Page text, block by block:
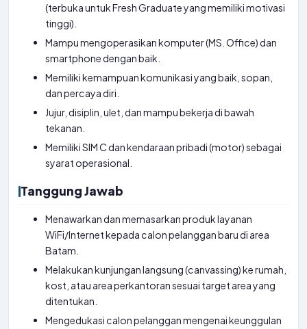
(terbuka untuk Fresh Graduate yang memiliki motivasi
tinggi).
Mampu mengoperasikan komputer (MS. Office) dan
smartphone dengan baik.
Memiliki kemampuan komunikasi yang baik, sopan,
dan percaya diri.
Jujur, disiplin, ulet, dan mampu bekerja di bawah
tekanan.
Memiliki SIM C dan kendaraan pribadi (motor) sebagai
syarat operasional.
Tanggung Jawab
Menawarkan dan memasarkan produk layanan
WiFi/Internet kepada calon pelanggan baru di area
Batam.
Melakukan kunjungan langsung (canvassing) ke rumah,
kost, atau area perkantoran sesuai target area yang
ditentukan.
Mengedukasi calon pelanggan mengenai keunggulan